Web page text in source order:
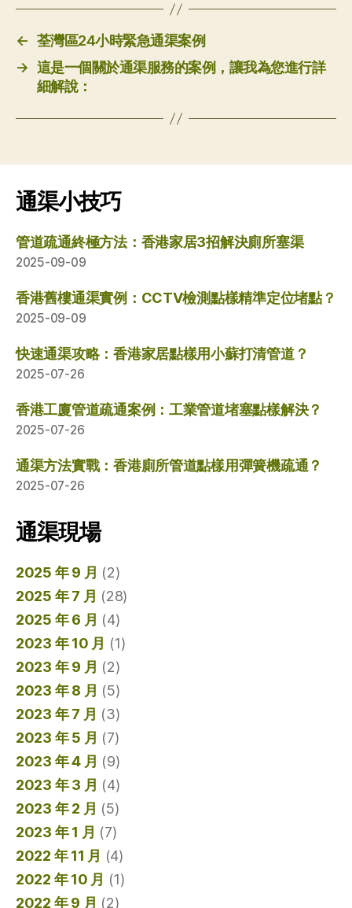
← 荃灣區24小時緊急通渠案例
→ 這是一個關於通渠服務的案例，讓我為您進行詳
細解說：
通渠小技巧
管道疏通終極方法：香港家居3招解決廁所塞渠
2025-09-09
香港舊樓通渠實例：CCTV檢測點樣精準定位堵點？
2025-09-09
快速通渠攻略：香港家居點樣用小蘇打清管道？
2025-07-26
香港工廈管道疏通案例：工業管道堵塞點樣解決？
2025-07-26
通渠方法實戰：香港廁所管道點樣用彈簧機疏通？
2025-07-26
通渠現場
2025 年 9 月 (2)
2025 年 7 月 (28)
2025 年 6 月 (4)
2023 年 10 月 (1)
2023 年 9 月 (2)
2023 年 8 月 (5)
2023 年 7 月 (3)
2023 年 5 月 (7)
2023 年 4 月 (9)
2023 年 3 月 (4)
2023 年 2 月 (5)
2023 年 1 月 (7)
2022 年 11 月 (4)
2022 年 10 月 (1)
2022 年 9 月 (2)